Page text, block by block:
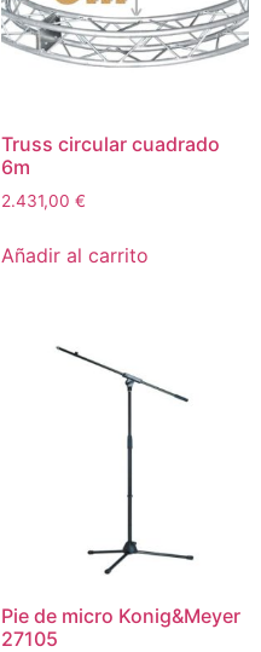
Truss circular cuadrado
6m
2.431,00 €
Añadir al carrito
Pie de micro Konig&Meyer
27105